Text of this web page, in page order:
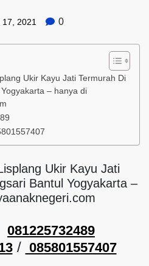
2021 0
Ukir Kayu Jati Termurah Di
– hanya di
Ukir Kayu Jati
Bantul Yogyakarta –
081225732489
/ 085801557407